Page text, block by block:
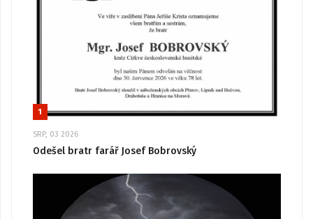
1
SRP, 03 2026
Odešel bratr farář Josef Bobrovský